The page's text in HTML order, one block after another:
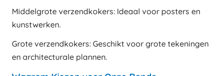
Middelgrote verzendkokers: Ideaal voor posters en
kunstwerken.
Grote verzendkokers: Geschikt voor grote tekeningen
en architecturale plannen.